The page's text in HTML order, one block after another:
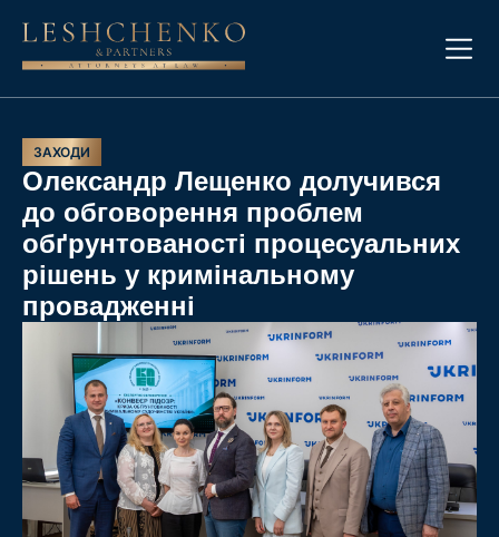
ЗАХОДИ
Олександр Лещенко долучився
до обговорення проблем
обґрунтованості процесуальних
рішень у кримінальному
провадженні